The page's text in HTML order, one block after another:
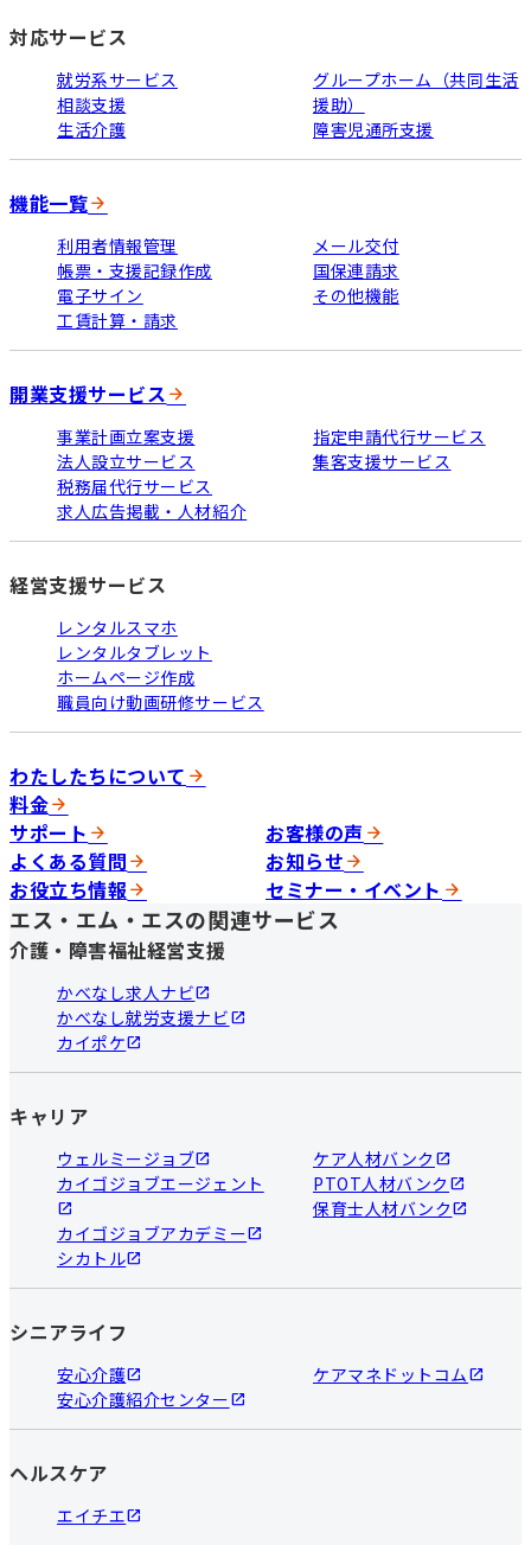
対応サービス
就労系サービス
相談支援
生活介護
グループホーム（共同生活
援助）
障害児通所支援
機能一覧
利用者情報管理
帳票・支援記録作成
電子サイン
工賃計算・請求
メール交付
国保連請求
その他機能
開業支援サービス
事業計画立案支援
法人設立サービス
税務届代行サービス
求人広告掲載・人材紹介
指定申請代行サービス
集客支援サービス
経営支援サービス
レンタルスマホ
レンタルタブレット
ホームページ作成
職員向け動画研修サービス
わたしたちについて
料金
サポート
お客様の声
よくある質問
お知らせ
お役立ち情報
セミナー・イベント
エス・エム・エスの関連サービス
介護・障害福祉経営支援
かべなし求人ナビ
かべなし就労支援ナビ
カイポケ
キャリア
ウェルミージョブ
カイゴジョブエージェント
カイゴジョブアカデミー
シカトル
ケア人材バンク
PTOT人材バンク
保育士人材バンク
シニアライフ
安心介護
安心介護紹介センター
ケアマネドットコム
ヘルスケア
エイチエ